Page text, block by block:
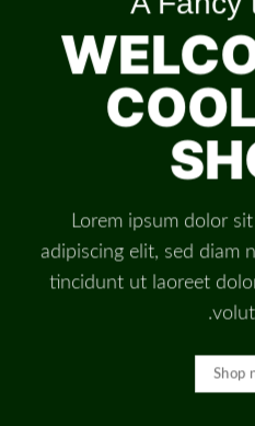
Lorem ipsum dolor
adipiscing elit, sed diam
tincidunt ut laoreet
Shop